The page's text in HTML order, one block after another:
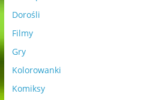
Dorośli
Filmy
Gry
Kolorowanki
Komiksy